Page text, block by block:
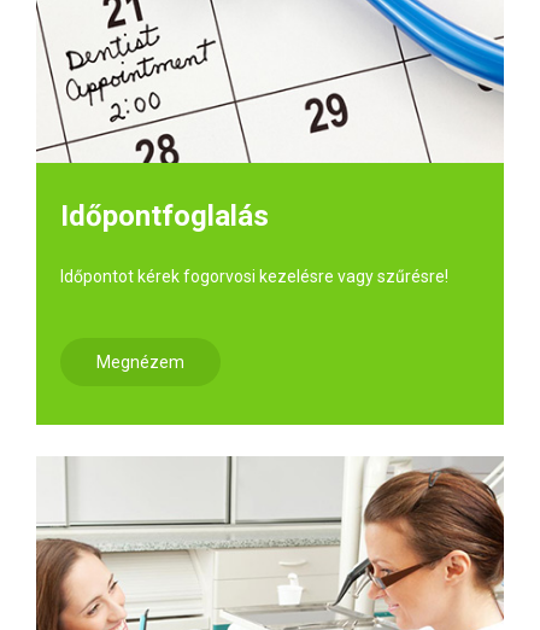
Időpontfoglalás
Időpontot kérek fogorvosi kezelésre vagy szűrésre!
Megnézem